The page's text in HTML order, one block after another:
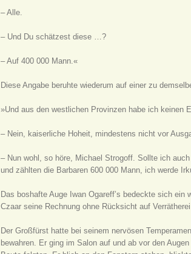
– Alle.
– Und Du schätzest diese …?
– Auf 400 000 Mann.«
Diese Angabe beruhte wiederum auf einer zu
»Und aus den westlichen Provinzen habe ich keinen
– Nein, kaiserliche Hoheit, mindestens nicht vor
– Nun wohl, so höre, Michael Strogoff. Sollte ich
und zählten die Barbaren 600 000 Mann, ich werde
Das boshafte Auge Iwan Ogareff’s bedeckte sich
Czaar seine Rechnung ohne Rücksicht auf Verrätherei
Der Großfürst hatte bei seinem nervösen
bewahren. Er ging im Salon auf und ab vor den